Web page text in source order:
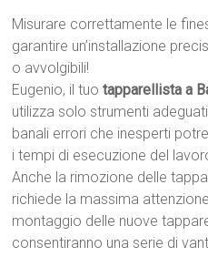
Misurare correttamente le
garantire un’installazione
o avvolgibili!
Eugenio, il tuotapparellista a
utilizza solo strumenti
banali errori che inesperti
i tempi di esecuzione del
Anche la rimozione delle
richiede la massima
montaggio delle nuove
consentiranno una serie di